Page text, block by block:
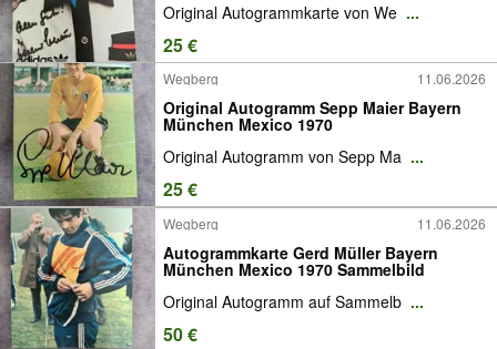
Original Autogrammkarte von We ...
25 €
Wegberg 11.06.2026
Original Autogramm Sepp Maier Bayern
München Mexico 1970
Original Autogramm von Sepp Ma ...
25 €
Wegberg 11.06.2026
Autogrammkarte Gerd Müller Bayern
München Mexico 1970 Sammelbild
Original Autogramm auf Sammelb ...
50 €